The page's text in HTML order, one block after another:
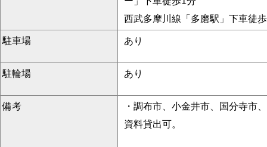
西武多摩川線「多磨駅」下車徒
駐車場 あり
駐輪場 あり
備考
・調布市、小金井市、国分寺市
資料貸出可。